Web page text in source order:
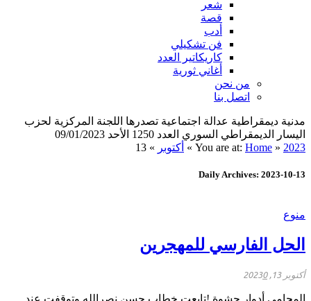
شعر
قصة
أدب
فن تشكيلي
كاريكاتير العدد
أغاني ثورية
من نحن
اتصل بنا
مدنية ديمقراطية عدالة اجتماعية تصدرها اللجنة المركزية لحزب
اليسار الديمقراطي السوري العدد 1250 الأحد 09/01/2023
You are at: Home » 2023
» أكتوبر »
13
Daily Archives: 2023-10-13
منوع
الحل الفارسي للمهجرين
أكتوبر 13, 2023 0